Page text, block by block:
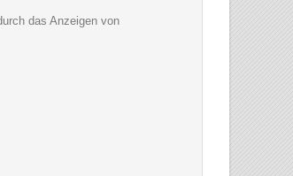
das Anzeigen von